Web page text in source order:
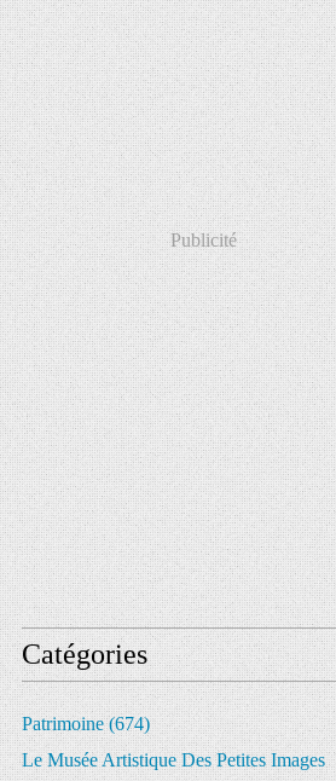
Publicité
Catégories
Patrimoine(674)
Le Musée Artistique Des Petites Images